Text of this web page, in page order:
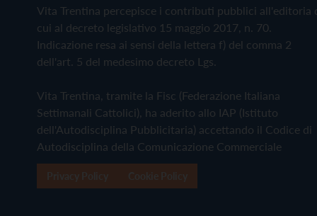
Vita Trentina percepisce i contributi pubblici all'editoria
cui al decreto legislativo 15 maggio 2017, n. 70.
Indicazione resa ai sensi della lettera f) del comma 2
dell'art. 5 del medesimo decreto Lgs.
Vita Trentina, tramite la Fisc (Federazione Italiana
Settimanali Cattolici), ha aderito allo IAP (Istituto
dell'Autodisciplina Pubblicitaria) accettando il Codice di
Autodisciplina della Comunicazione Commerciale